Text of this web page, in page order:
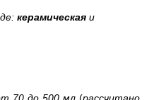
керамическая и